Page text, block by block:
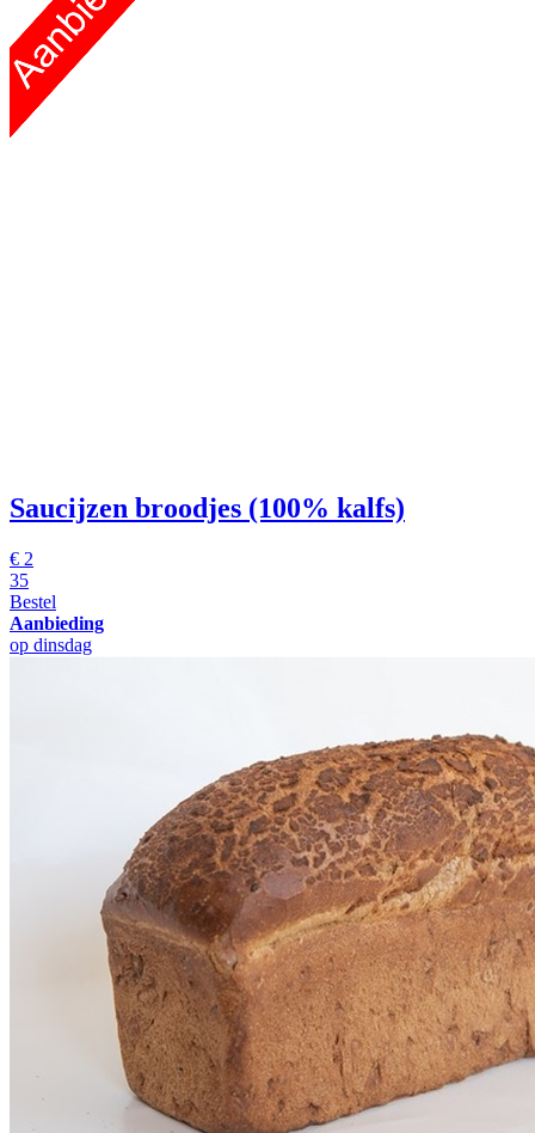
Saucijzen broodjes (100% kalfs)
€ 2
35
Bestel
Aanbieding
op dinsdag